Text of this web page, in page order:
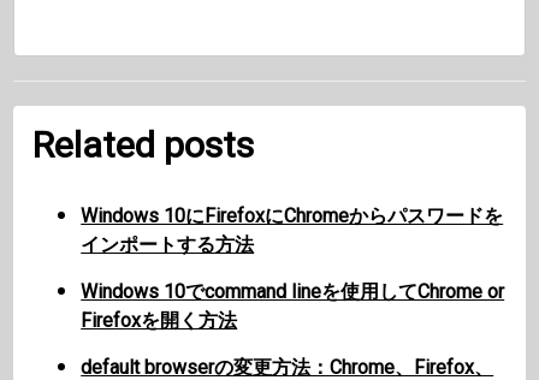
Related posts
Windows 10にFirefoxにChromeからパスワードを
インポートする方法
Windows 10でcommand lineを使用してChrome or
Firefoxを開く方法
default browserの変更方法：Chrome、Firefox、